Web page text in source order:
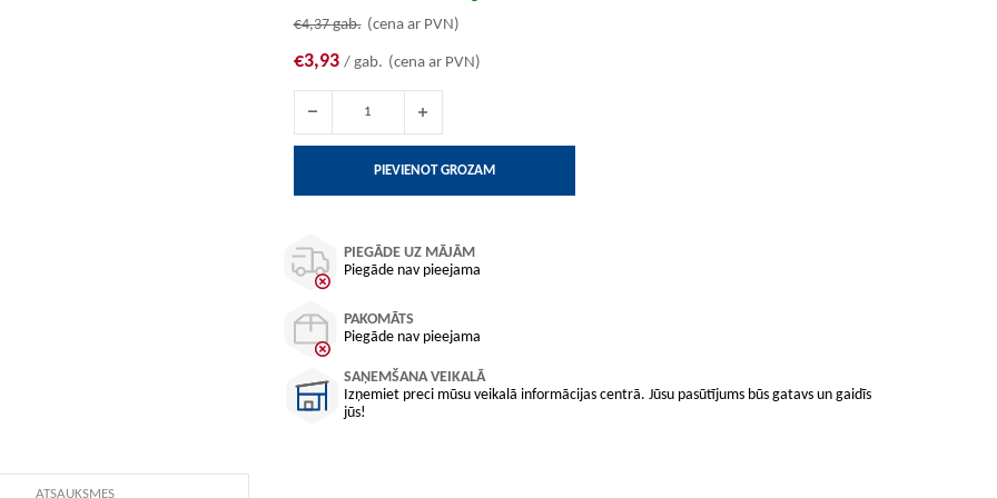
€4,37gab. (cena ar PVN)
€3,93 / gab. (cena ar PVN)
PIEVIENOT GROZAM
PIEGĀDE UZ MĀJĀM
Piegāde nav pieejama
PAKOMĀTS
Piegāde nav pieejama
SAŅEMŠANA VEIKALĀ
Izņemiet preci mūsu veikalā informācijas centrā. Jūsu pasūtījums būs gatavs un gaidīs
jūs!
ATSAUKSMES